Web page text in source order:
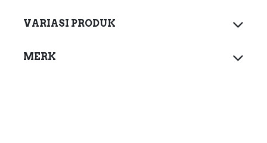
VARIASI PRODUK
MERK